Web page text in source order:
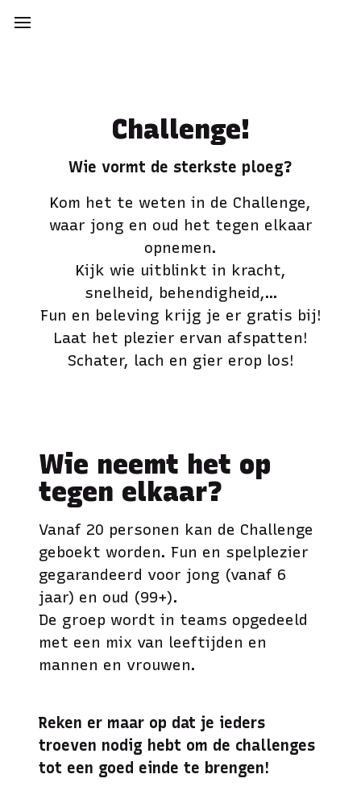
Challenge!
Wie vormt de sterkste ploeg?
Kom het te weten in de Challenge,
waar jong en oud het tegen elkaar
opnemen.
Kijk wie uitblinkt in kracht,
snelheid, behendigheid,…
Fun en beleving krijg je er gratis bij!
Laat het plezier ervan afspatten!
Schater, lach en gier erop los!
Wie neemt het op
tegen elkaar?
Vanaf 20 personen kan de Challenge
geboekt worden. Fun en spelplezier
gegarandeerd voor jong (vanaf 6
jaar) en oud (99+).
De groep wordt in teams opgedeeld
met een mix van leeftijden en
mannen en vrouwen.
Reken er maar op dat je ieders
troeven nodig hebt om de challenges
tot een goed einde te brengen!